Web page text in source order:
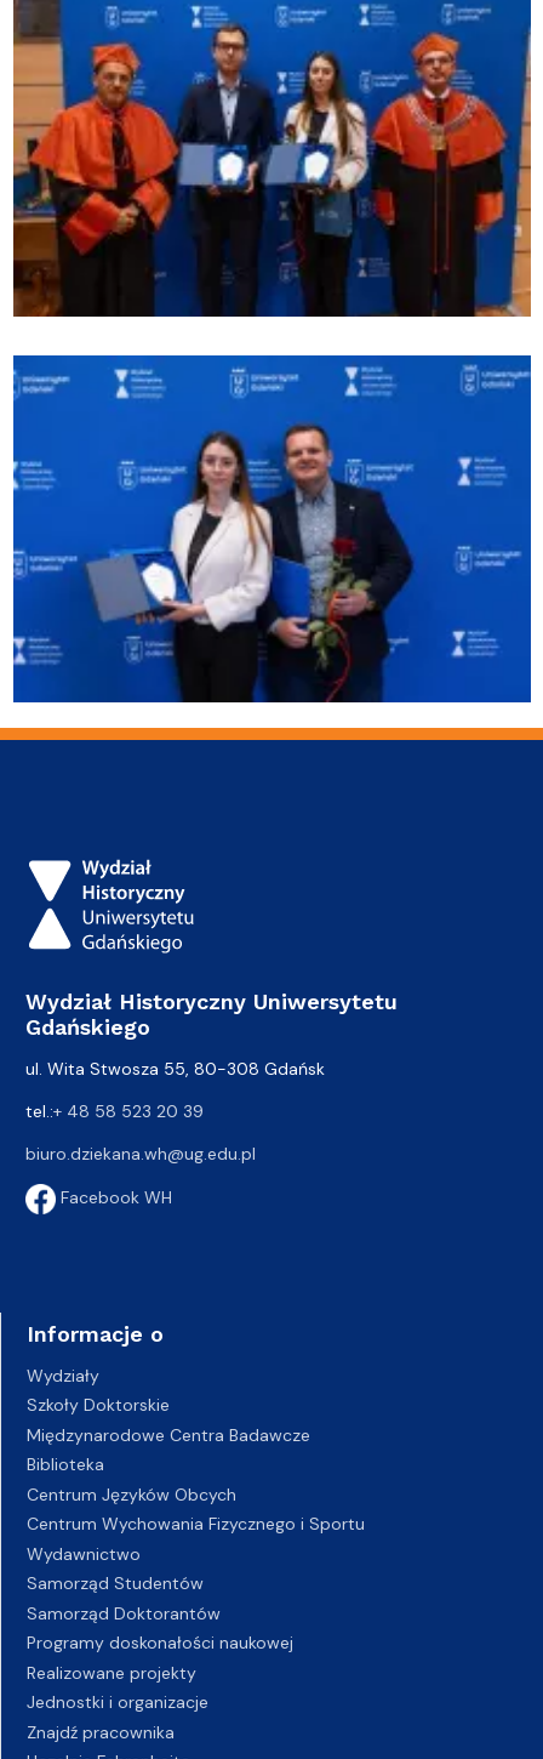
Wydział Historyczny Uniwersytetu
Gdańskiego
ul. Wita Stwosza 55, 80-308 Gdańsk
tel.:+ 48 58 523 20 39
biuro.dziekana.wh@ug.edu.pl
Facebook WH
Informacje o
Wydziały
Szkoły Doktorskie
Międzynarodowe Centra Badawcze
Biblioteka
Centrum Języków Obcych
Centrum Wychowania Fizycznego i Sportu
Wydawnictwo
Samorząd Studentów
Samorząd Doktorantów
Programy doskonałości naukowej
Realizowane projekty
Jednostki i organizacje
Znajdź pracownika